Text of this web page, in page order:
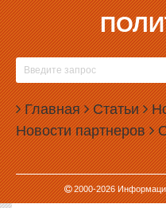
Главная Статьи
Новости партнеров О
2000-2026
13.10.2011, 16:47
НА УРАЛЕ СУД
«ЕДИНАЯ РОССИЯ.
ТЫСЯЧУ РУБЛЕЙ
Мировой суд признал
первоуральской
нарушении агитации во
гонки. Об этом ИА
13.10.2011, 16:11